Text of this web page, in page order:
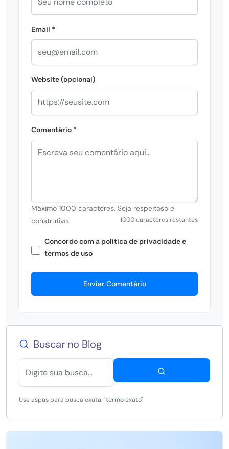
Email *
Website (opcional)
Comentário *
Máximo 1000 caracteres. Seja respeitoso e
construtivo.
1000 caracteres restantes
Concordo com a política de privacidade e
termos de uso
Enviar Comentário
Buscar no Blog
Use aspas para busca exata: "termo exato"